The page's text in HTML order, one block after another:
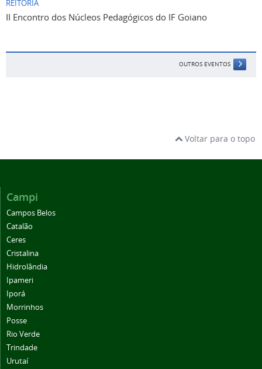
REITORIA
II Encontro dos Núcleos Pedagógicos do IF Goiano
OUTROS EVENTOS
Voltar para o topo
Campi
Campos Belos
Catalão
Ceres
Cristalina
Hidrolândia
Ipameri
Iporá
Morrinhos
Posse
Rio Verde
Trindade
Urutaí